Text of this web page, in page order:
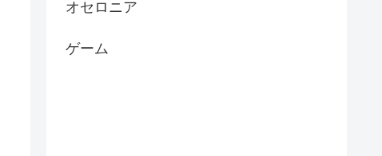
オセロニア
ゲーム